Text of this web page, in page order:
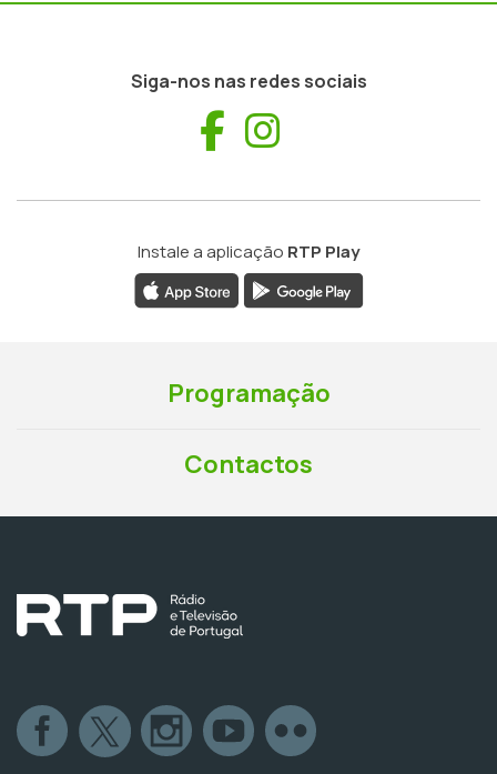
Siga-nos nas redes sociais
Facebook
Instale a aplicação RTP Play
Programação
Contactos